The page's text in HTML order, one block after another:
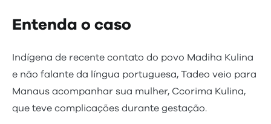
Entenda o caso
Indígena de recente contato do povo Madiha Kulina
e não falante da língua portuguesa, Tadeo veio para
Manaus acompanhar sua mulher, Ccorima Kulina,
que teve complicações durante gestação.